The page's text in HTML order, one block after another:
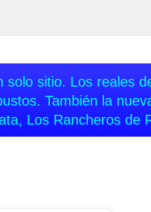
solo sitio. Los reales
También la
Los Rancheros de